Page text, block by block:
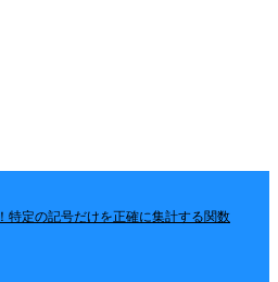
特定の記号だけを正確に集計する関数